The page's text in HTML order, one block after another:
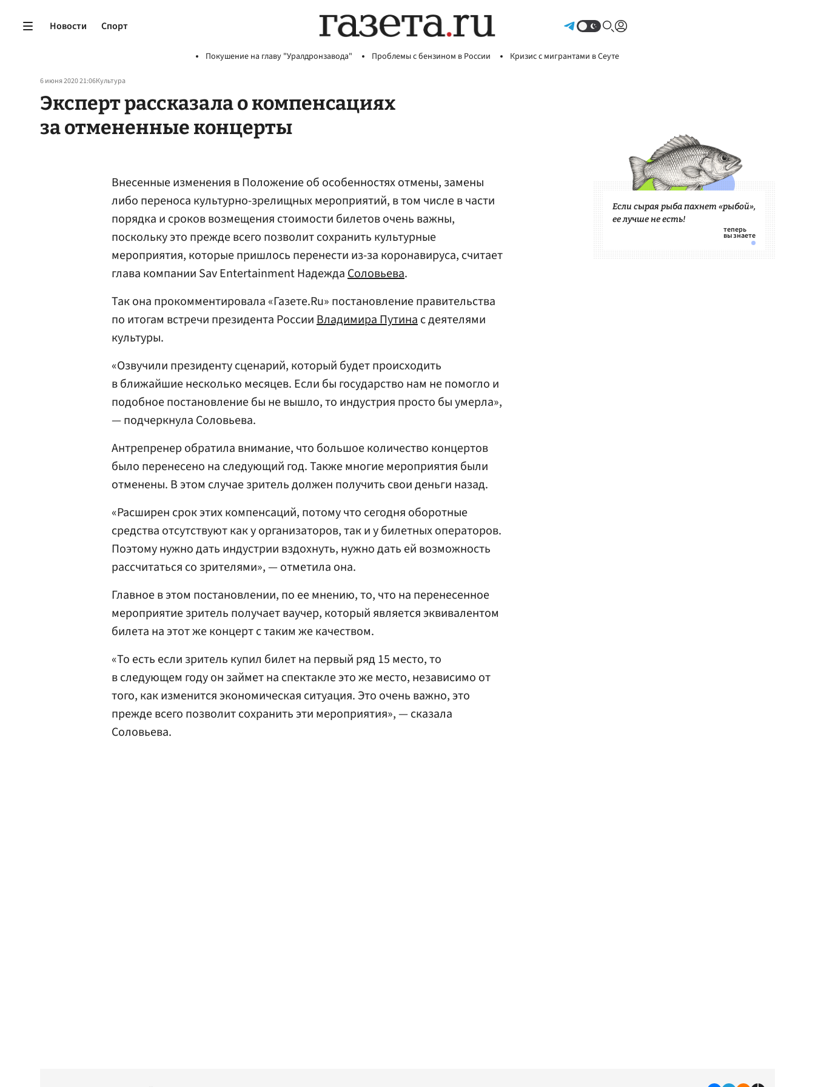
Новости Спорт
Покушение на главу "Уралдронзавода" Проблемы с бензином в России Кризис с мигрантами в Сеуте
6 июня 2020 21:06Культура
Эксперт рассказала о компенсациях
за отмененные концерты
Внесенные изменения в Положение об особенностях отмены, замены
либо переноса культурно-зрелищных мероприятий, в том числе в части
порядка и сроков возмещения стоимости билетов очень важны,
поскольку это прежде всего позволит сохранить культурные
мероприятия, которые пришлось перенести из-за коронавируса, считает
глава компании Sav Entertainment НадеждаСоловьева.
Так она прокомментировала «Газете.Ru» постановление правительства
по итогам встречи президента РоссииВладимира Путинас деятелями
культуры.
«Озвучили президенту сценарий, который будет происходить
в ближайшие несколько месяцев. Если бы государство нам не помогло и
подобное постановление бы не вышло, то индустрия просто бы умерла»,
— подчеркнула Соловьева.
Антрепренер обратила внимание, что большое количество концертов
было перенесено на следующий год. Также многие мероприятия были
отменены. В этом случае зритель должен получить свои деньги назад.
«Расширен срок этих компенсаций, потому что сегодня оборотные
средства отсутствуют как у организаторов, так и у билетных операторов.
Поэтому нужно дать индустрии вздохнуть, нужно дать ей возможность
рассчитаться со зрителями», — отметила она.
Главное в этом постановлении, по ее мнению, то, что на перенесенное
мероприятие зритель получает ваучер, который является эквивалентом
билета на этот же концерт с таким же качеством.
«То есть если зритель купил билет на первый ряд 15 место, то
в следующем году он займет на спектакле это же место, независимо от
того, как изменится экономическая ситуация. Это очень важно, это
прежде всего позволит сохранить эти мероприятия», — сказала
Соловьева.
Если сырая рыба пахнет «рыбой»,
ее лучше не есть!